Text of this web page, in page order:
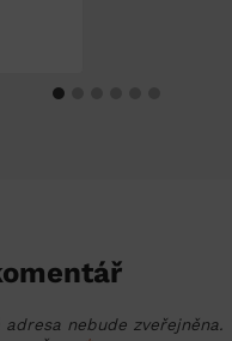
adresa nebude zveřejněna.